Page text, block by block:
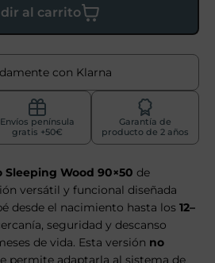
al carrito
con Klarna
Envíos península
gratis +50€
Garantía de
producto de 2 años
Sleeping Wood 90×50 de
versátil y funcional diseñada
desde el nacimiento hasta los 12–
seguridad y descanso
de vida. Esta versión no
permite adaptarla al sistema de